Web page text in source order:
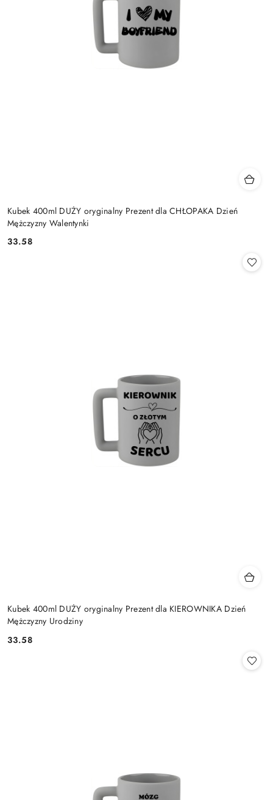
Kubek 400ml DUŻY oryginalny Prezent dla CHŁOPAKA Dzień
Mężczyzny Walentynki
Cena:
33.58
Kubek 400ml DUŻY oryginalny Prezent dla KIEROWNIKA Dzień
Mężczyzny Urodziny
Cena:
33.58